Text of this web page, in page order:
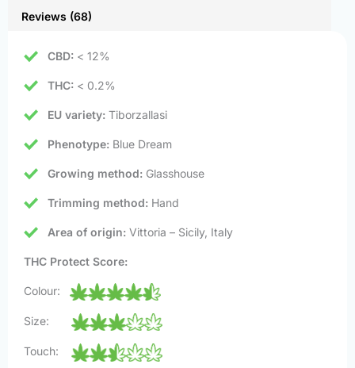
Reviews (68)
CBD: < 12%
THC: < 0.2%
EU variety: Tiborzallasi
Phenotype: Blue Dream
Growing method: Glasshouse
Trimming method: Hand
Area of origin: Vittoria – Sicily, Italy
THC Protect Score:
Colour:
Size:
Touch: